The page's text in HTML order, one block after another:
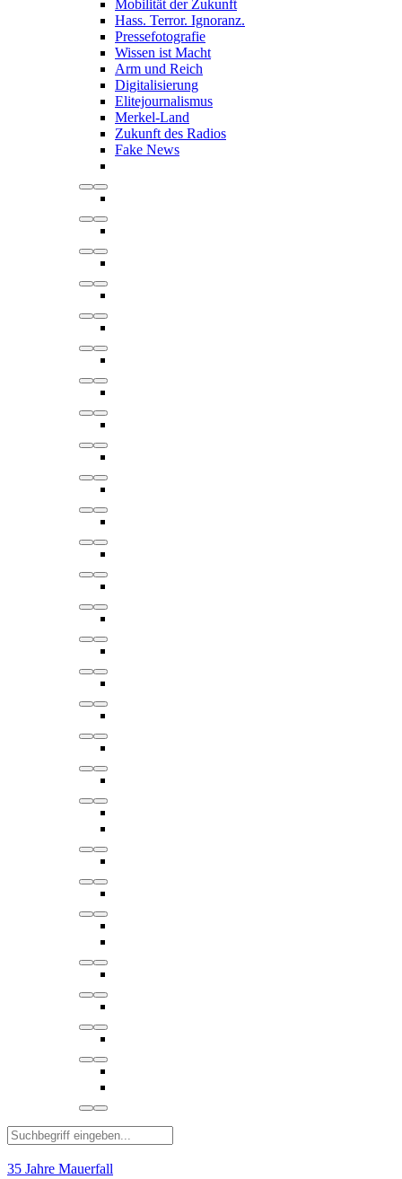
Mobilität der Zukunft
Hass. Terror. Ignoranz.
Pressefotografie
Wissen ist Macht
Arm und Reich
Digitalisierung
Elitejournalismus
Merkel-Land
Zukunft des Radios
Fake News
35 Jahre Mauerfall